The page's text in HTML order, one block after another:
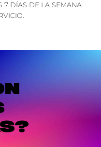
7 DÍAS DE LA SEMANA